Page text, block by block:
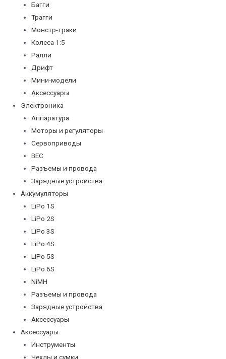
Багги
Трагги
Монстр-траки
Колеса 1:5
Ралли
Дрифт
Мини-модели
Аксессуары
Электроника
Аппаратура
Моторы и регуляторы
Сервоприводы
BEC
Разъемы и провода
Зарядные устройства
Аккумуляторы
LiPo 1S
LiPo 2S
LiPo 3S
LiPo 4S
LiPo 5S
LiPo 6S
NiMH
Разъемы и провода
Зарядные устройства
Аксессуары
Аксессуары
Инструменты
Чехлы и сумки